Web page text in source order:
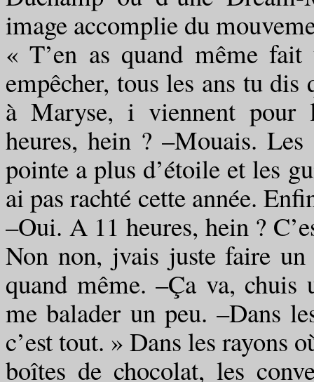
image accomplie du
« T’en as quand même
empêcher, tous les ans tu dis
à Maryse, i viennent pour
heures, hein ? –Mouais.
pointe a plus d’étoile et les
ai pas rachté cette année.
–Oui. A 11 heures, hein ?
Non non, jvais juste faire
quand même. –Ça va, chuis
me balader un peu. –Dans
c’est tout. » Dans les rayons
boîtes de chocolat, les